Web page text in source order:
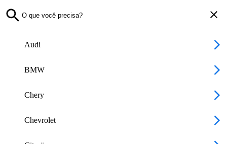
Audi
BMW
Chery
Chevrolet